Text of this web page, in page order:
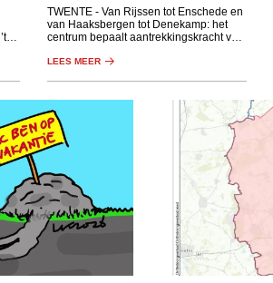
TWENTE - Van Rijssen tot Enschede en
van Haaksbergen tot Denekamp: het
centrum bepaalt aantrekkingskracht van
LEES MEER